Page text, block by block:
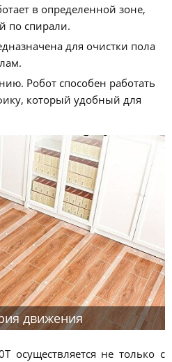
в определенной зоне,
по спирали.
для очистки пола
Робот способен работать
который удобный для
движения
осуществляется не только с